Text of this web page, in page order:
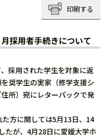
印刷する
採用者手続きについて
採用された学生を対象に返
奨学生の実家（修学支援シ
所）宛にレターパックで発
方に関しては5月13日、14
たが、4月28日に愛媛大学ホ